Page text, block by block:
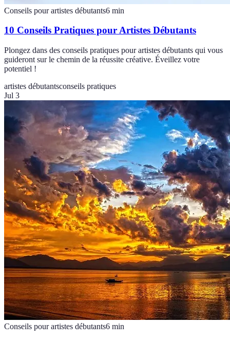
Conseils pour artistes débutants6 min
10 Conseils Pratiques pour Artistes Débutants
Plongez dans des conseils pratiques pour artistes débutants qui vous
guideront sur le chemin de la réussite créative. Éveillez votre
potentiel !
artistes débutantsconseils pratiques
Jul 3
Conseils pour artistes débutants6 min